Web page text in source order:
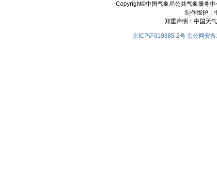
Copyright©中国气象局公共气象服务
制作维护：
郑重声明：中国天
京ICP证010385-2号 京公网安